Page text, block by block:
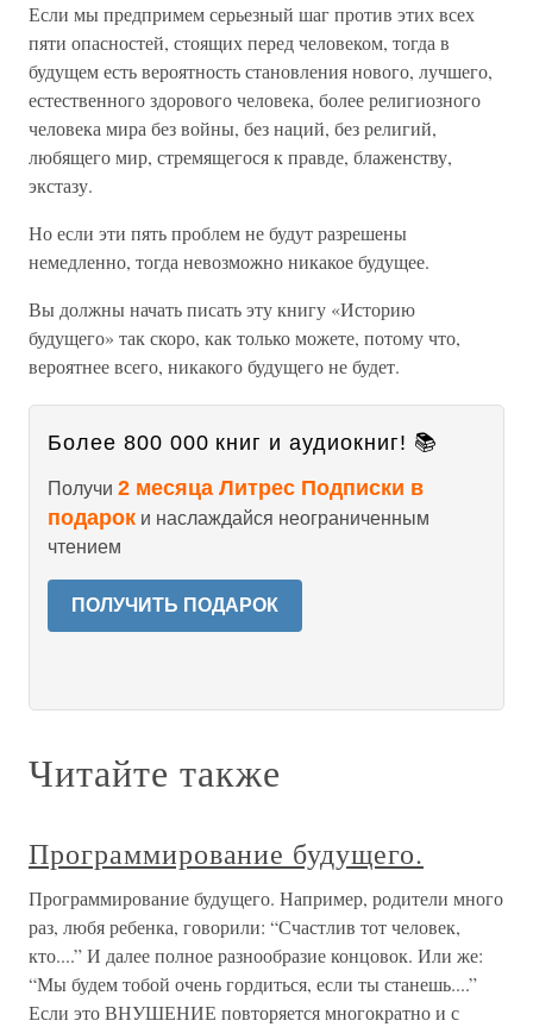
Если мы предпримем серьезный шаг против этих всех
пяти опасностей, стоящих перед человеком, тогда в
будущем есть вероятность становления нового, лучшего,
естественного здорового человека, более религиозного
человека мира без войны, без наций, без религий,
любящего мир, стремящегося к правде, блаженству,
экстазу.
Но если эти пять проблем не будут разрешены
немедленно, тогда невозможно никакое будущее.
Вы должны начать писать эту книгу «Историю
будущего» так скоро, как только можете, потому что,
вероятнее всего, никакого будущего не будет.
Более 800 000 книг и аудиокниг! 📚
Получи 2 месяца Литрес Подписки в
подарок и наслаждайся неограниченным
чтением
ПОЛУЧИТЬ ПОДАРОК
Читайте также
Программирование будущего.
Программирование будущего. Например, родители много
раз, любя ребенка, говорили: “Счастлив тот человек,
кто....” И далее полное разнообразие концовок. Или же:
“Мы будем тобой очень гордиться, если ты станешь....”
Если это ВНУШЕНИЕ повторяется многократно и с